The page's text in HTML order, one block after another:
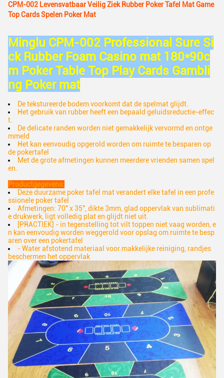
CPM-002 Levensvatbaar Veilig Ziek Rubber Poker Tafel Mat Game
Top Cards Spelen Poker Mat
Minglu CPM-002 Professional Sure Si
ck Rubber Foam Casino mat 180*90c
m Poker Table Top Play Cards Gambli
ng Poker mat
De tekstureerde bodem voorkomt dat de spelmat glijdt.
Het gebruik van rubber heeft een bepaald geluidsreductie-effec
t.
De delicate randen worden niet gemakkelijk vervormd en ontge
mmeld
Het kan eenvoudig opgerold worden om ruimte te besparen op
de pokertafel
Met de grote afmetingen kunnen meerdere vrienden samen spel
en.
Productgegevens:
Deze duurzame poker tafel mat verandert elke tafel in een profe
ssionele poker tafel
Afmetingen: 70" x 35", dikte 3mm, glad oppervlak van sublimati
e drukwerk, ligt volledig plat en glijdt niet uit.
[PRACTIEK] - in tegenstelling tot vilt toppen niet vaag worden, e
n kan eenvoudig worden weggerold voor opslag om ruimte te besp
aren over een pokertafel
- Water afstotend materiaal voor makkelijke reiniging, randjes
beschermen het oppervlak